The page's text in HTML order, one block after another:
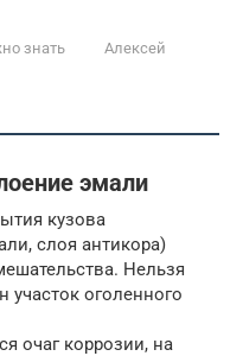
знать
Алексей
эмали
кузова
слоя антикора)
Нельзя
участок оголенного
очаг коррозии, на